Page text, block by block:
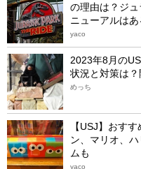
の理由は？ジ
ニューアルはあ
yaco
2023年8月の
状況と対策は
めっち
【USJ】おす
ン、マリオ、
ムも
yaco